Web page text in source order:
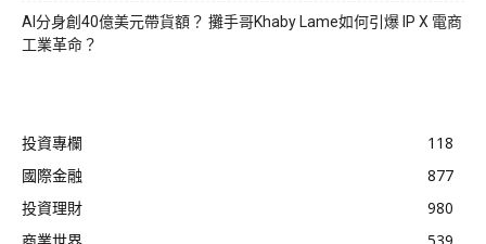
AI分身創40億美元帶貨額？ 攤手哥Khaby Lame如何引爆 IP X 電商
工業革命？
投資專欄
118
國際金融
877
投資理財
980